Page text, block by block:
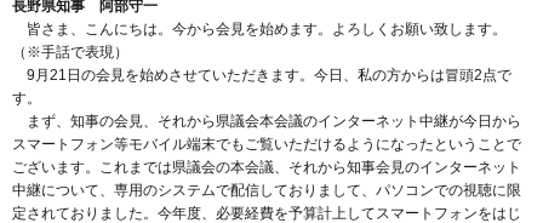
長野県知事 阿部守一
皆さま、こんにちは。今から会見を始めます。よろしくお願い致します。
（※手話で表現）
9月21日の会見を始めさせていただきます。今日、私の方からは冒頭2点で
す。
まず、知事の会見、それから県議会本会議のインターネット中継が今日から
スマートフォン等モバイル端末でもご覧いただけるようになったということで
ございます。これまでは県議会の本会議、それから知事会見のインターネット
中継について、専用のシステムで配信しておりまして、パソコンでの視聴に限
定されておりました。今年度、必要経費を予算計上してスマートフォンをはじ